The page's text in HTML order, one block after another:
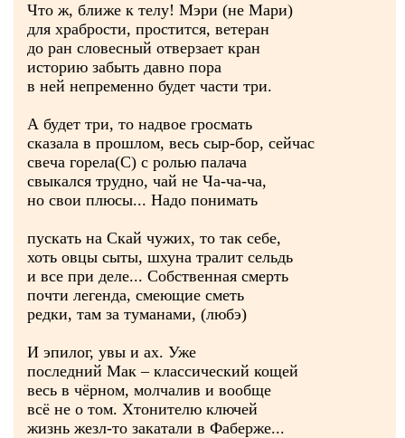
Что ж, ближе к телу! Мэри (не Мари)
для храбрости, простится, ветеран
до ран словесный отверзает кран
историю забыть давно пора
в ней непременно будет части три.
А будет три, то надвое гросмать
сказала в прошлом, весь сыр-бор, сейчас
свеча горела(С) с ролью палача
свыкался трудно, чай не Ча-ча-ча,
но свои плюсы... Надо понимать
пускать на Скай чужих, то так себе,
хоть овцы сыты, шхуна тралит сельдь
и все при деле... Собственная смерть
почти легенда, смеющие сметь
редки, там за туманами, (любэ)
И эпилог, увы и ах. Уже
последний Мак – классический кощей
весь в чёрном, молчалив и вообще
всё не о том. Хтонителю ключей
жизнь жезл-то закатали в Фаберже...